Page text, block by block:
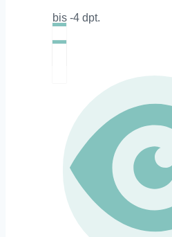
bis -4 dpt.